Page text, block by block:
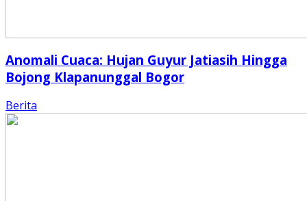
Anomali Cuaca: Hujan Guyur Jatiasih Hingga
Bojong Klapanunggal Bogor
Berita